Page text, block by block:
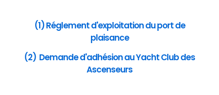
(1) Réglement d'exploitation du port de
plaisance
(2) Demande d'adhésion au Yacht Club des
Ascenseurs